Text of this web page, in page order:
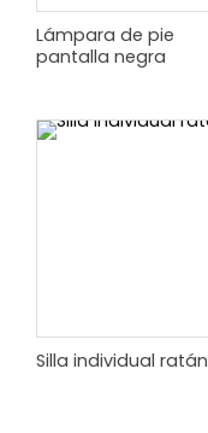
Lámpara de pie
pantalla negra
Silla individual ratán